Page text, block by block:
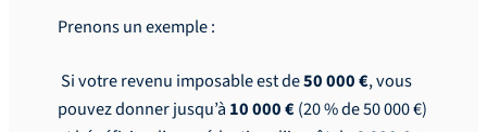
Prenons un exemple :
Si votre revenu imposable est de50 000 €, vous
pouvez donner jusqu’à 10 000 €(20 % de 50 000 €)